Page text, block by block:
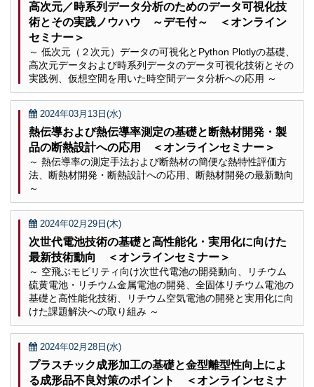
高次元／時系列データ分析のためのデータ可視化技
術とその実践ノウハウ ～デモ付～ ＜オンライン
セミナー＞
～ 低次元（２次元）データの可視化とPython Plotlyの基礎、
高次元データおよび時系列データのデータ可視化技術とその
実践例、仮想空間を用いた時空間データ分析への応用 ～
2024年03月13日(水)
熱伝導および熱伝導率測定の基礎と断熱材開発・製
品の断熱設計への応用 ＜オンラインセミナー＞
～ 熱伝導率の測定手法および断熱材の簡便な熱特性評価方
法、断熱材開発・断熱設計への応用、断熱材開発の最新動向
～
2024年02月29日(木)
次世代電池技術の基礎と高性能化・実用化に向けた
最新技術動向 ＜オンラインセミナー＞
～ 空飛ぶモビリティ向け次世代電池の開発動向、リチウム
硫黄電池・リチウム金属電池の開発、全固体リチウム電池の
基礎と高性能化技術、リチウム空気電池の開発と実用化に向
けた課題解決への取り組み ～
2024年02月28日(水)
プラスチック成形加工の基礎と金型離型性向上によ
る成形品不良対策のポイント ＜オンラインセミナ